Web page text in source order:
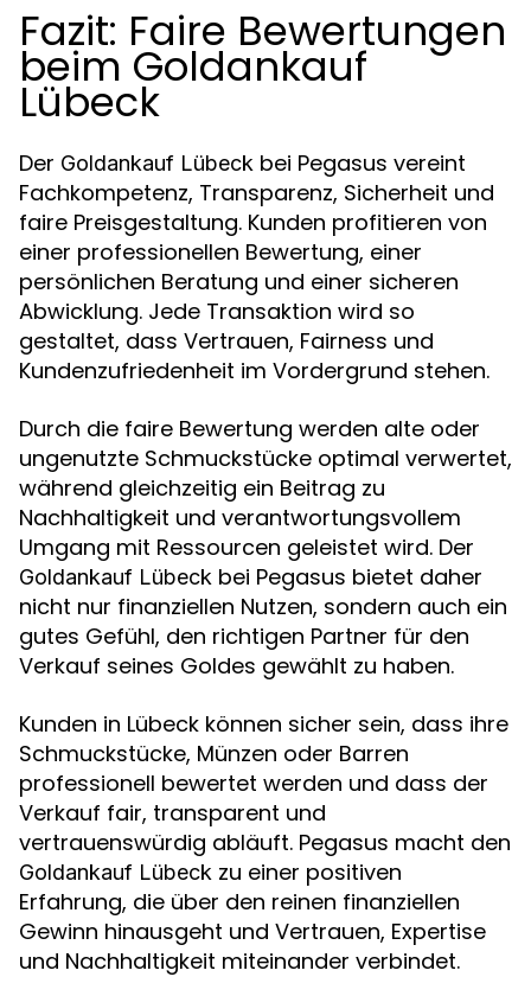
Fazit: Faire Bewertungen
beim Goldankauf
Lübeck
Der Goldankauf Lübeck bei Pegasus vereint
Fachkompetenz, Transparenz, Sicherheit und
faire Preisgestaltung. Kunden profitieren von
einer professionellen Bewertung, einer
persönlichen Beratung und einer sicheren
Abwicklung. Jede Transaktion wird so
gestaltet, dass Vertrauen, Fairness und
Kundenzufriedenheit im Vordergrund stehen.
Durch die faire Bewertung werden alte oder
ungenutzte Schmuckstücke optimal verwertet,
während gleichzeitig ein Beitrag zu
Nachhaltigkeit und verantwortungsvollem
Umgang mit Ressourcen geleistet wird. Der
Goldankauf Lübeck bei Pegasus bietet daher
nicht nur finanziellen Nutzen, sondern auch ein
gutes Gefühl, den richtigen Partner für den
Verkauf seines Goldes gewählt zu haben.
Kunden in Lübeck können sicher sein, dass ihre
Schmuckstücke, Münzen oder Barren
professionell bewertet werden und dass der
Verkauf fair, transparent und
vertrauenswürdig abläuft. Pegasus macht den
Goldankauf Lübeck zu einer positiven
Erfahrung, die über den reinen finanziellen
Gewinn hinausgeht und Vertrauen, Expertise
und Nachhaltigkeit miteinander verbindet.